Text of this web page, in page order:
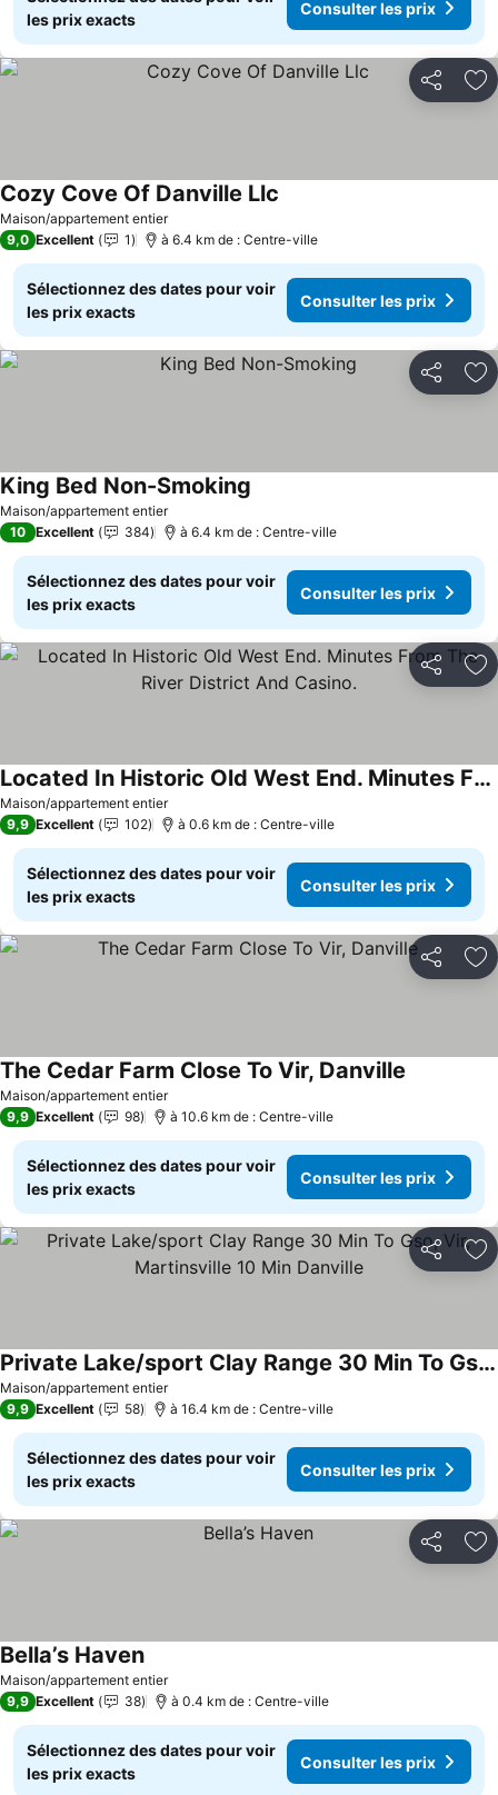
les prix exacts
Consulter les prix
Partager
Maison/appartement entier
Cozy Cove Of Danville Llc
9,0 Excellent 1 à 6.4 km de : Centre-ville
Sélectionnez des dates pour voir
les prix exacts
Consulter les prix
Partager
Maison/appartement entier
King Bed Non-Smoking
10 Excellent 384 à 6.4 km de : Centre-ville
Sélectionnez des dates pour voir
les prix exacts
Consulter les prix
Partager
Maison/appartement entier
Located In Historic Old West End. Minutes From The River District And Casino.
Consulter les prix
9,9 Excellent 102 à 0.6 km de : Centre-ville
Sélectionnez des dates pour voir
les prix exacts
Consulter les prix
Partager
Maison/appartement entier
The Cedar Farm Close To Vir, Danville
9,9 Excellent 98 à 10.6 km de : Centre-ville
Sélectionnez des dates pour voir
les prix exacts
Consulter les prix
Partager
Maison/appartement entier
Private Lake/sport Clay Range 30 Min To Gso, Vir, Martinsville 10 Min Danville
Consulter les prix
9,9 Excellent 58 à 16.4 km de : Centre-ville
Sélectionnez des dates pour voir
les prix exacts
Consulter les prix
Partager
Maison/appartement entier
Bella’s HavenConsulter les prix
9,9 Excellent 38 à 0.4 km de : Centre-ville
Sélectionnez des dates pour voir
les prix exacts
Consulter les prix